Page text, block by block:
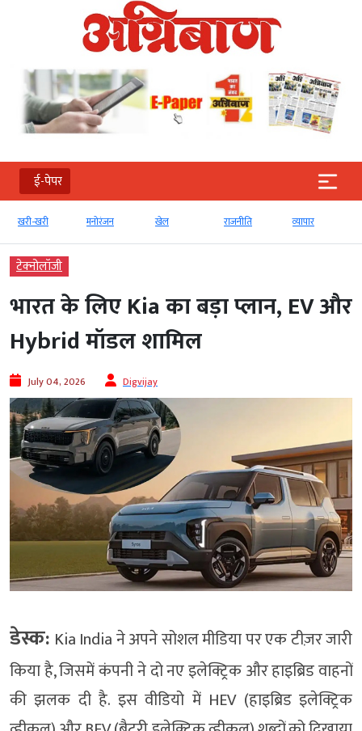
ई-पेपर
खरी-खरी मनोरंजन खेल राजनीति व्‍यापार
टेक्‍नोलॉजी
भारत के लिए Kia का बड़ा प्लान, EV और
Hybrid मॉडल शामिल
July 04, 2026 Digvijay
डेस्क: Kia India ने अपने सोशल मीडिया पर एक टीज़र जारी
किया है, जिसमें कंपनी ने दो नए इलेक्ट्रिक और हाइब्रिड वाहनों
की झलक दी है. इस वीडियो में HEV (हाइब्रिड इलेक्ट्रिक